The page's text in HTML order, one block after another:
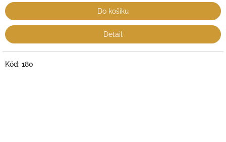
Do košíku
Detail
Kód: 180